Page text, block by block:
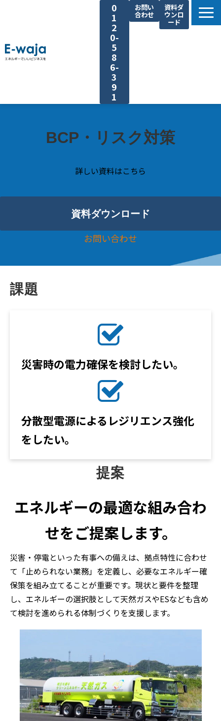
0
1
2
0-
5
8
6-
3
9
1
お問い
合わせ
資料ダ
ウンロ
ード
サービス一覧
業種別ご提案
課題別ご提案
よくあるご質問
BCP・リスク対策
詳しい資料はこちら
資料ダウンロード
お問い合わせ
課題
災害時の電力確保を検討したい。
分散型電源によるレジリエンス強化
をしたい。
提案
エネルギーの最適な組み合わ
せをご提案します。
災害・停電といった有事への備えは、拠点特性に合わせ
て「止められない業務」を定義し、必要なエネルギー確
保策を組み立てることが重要です。現状と要件を整理
し、エネルギーの選択肢として天然ガスやESなども含め
て検討を進められる体制づくりを支援します。